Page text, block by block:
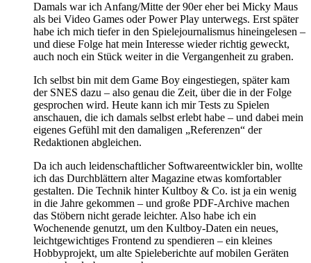
Damals war ich Anfang/Mitte der 90er eher bei Micky Maus
als bei Video Games oder Power Play unterwegs. Erst später
habe ich mich tiefer in den Spielejournalismus hineingelesen –
und diese Folge hat mein Interesse wieder richtig geweckt,
auch noch ein Stück weiter in die Vergangenheit zu graben.
Ich selbst bin mit dem Game Boy eingestiegen, später kam
der SNES dazu – also genau die Zeit, über die in der Folge
gesprochen wird. Heute kann ich mir Tests zu Spielen
anschauen, die ich damals selbst erlebt habe – und dabei mein
eigenes Gefühl mit den damaligen „Referenzen“ der
Redaktionen abgleichen.
Da ich auch leidenschaftlicher Softwareentwickler bin, wollte
ich das Durchblättern alter Magazine etwas komfortabler
gestalten. Die Technik hinter Kultboy & Co. ist ja ein wenig
in die Jahre gekommen – und große PDF-Archive machen
das Stöbern nicht gerade leichter. Also habe ich ein
Wochenende genutzt, um den Kultboy-Daten ein neues,
leichtgewichtiges Frontend zu spendieren – ein kleines
Hobbyprojekt, um alte Spieleberichte auf mobilen Geräten